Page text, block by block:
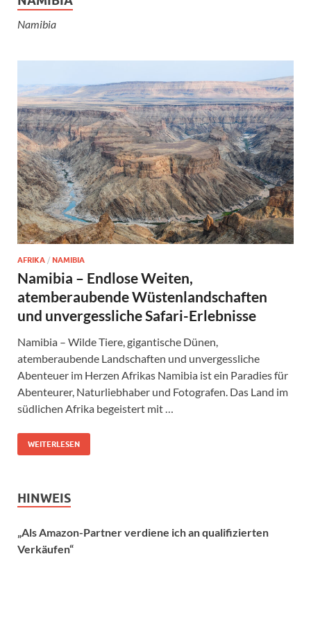
Namibia
AFRIKA / NAMIBIA
Namibia – Endlose Weiten,
atemberaubende Wüstenlandschaften
und unvergessliche Safari-Erlebnisse
Namibia – Wilde Tiere, gigantische Dünen,
atemberaubende Landschaften und unvergessliche
Abenteuer im Herzen Afrikas Namibia ist ein Paradies für
Abenteurer, Naturliebhaber und Fotografen. Das Land im
südlichen Afrika begeistert mit …
WEITERLESEN
HINWEIS
„Als Amazon-Partner verdiene ich an qualifizierten
Verkäufen“